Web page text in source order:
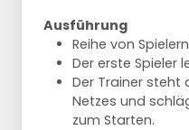
Ausführung
Reihe von
Der erste Spieler
Der Trainer steht
Netzes und
zum Starten.